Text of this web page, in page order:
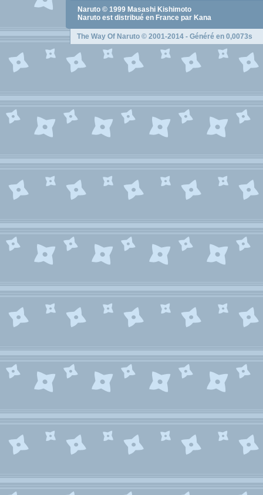
Naruto © 1999 Masashi Kishimoto
Naruto est distribué en France par Kana
The Way Of Naruto © 2001-2014 - Généré en 0,0073s